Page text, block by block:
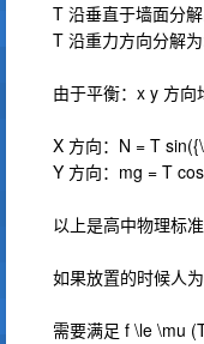
T 沿垂直于墙面分
T 沿重力方向分解
由于平衡：x y 方向
X 方向：N = T
Y 方向：mg = T
以上是高中物理标
如果放置的时候人
需要满足 f \le \mu